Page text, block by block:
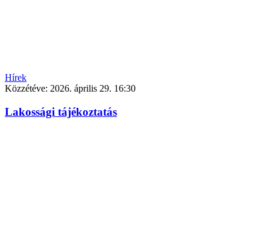
Hírek
Közzétéve: 2026. április 29. 16:30
Lakossági tájékoztatás